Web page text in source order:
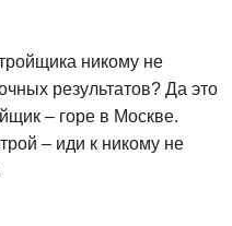
никому не
результатов? Да это
– горе в Москве.
– иди к никому не